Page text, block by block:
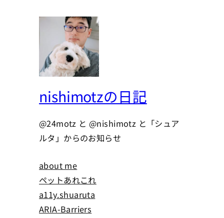
nishimotzの日記
@24motz と @nishimotz と「シュア
ルタ」からのお知らせ
about me
ペットあれこれ
a11y.shuaruta
ARIA-Barriers